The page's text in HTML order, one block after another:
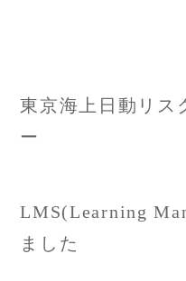
投
稿
ビ
東京海上日動リス
ー
LMS(Learning
ました